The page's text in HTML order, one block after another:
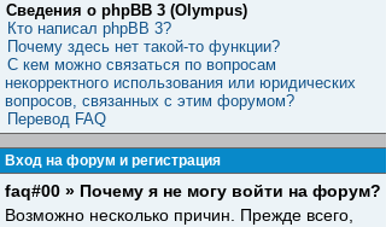
Сведения о phpBB 3 (Olympus)
Кто написал phpBB 3?
Почему здесь нет такой-то функции?
С кем можно связаться по вопросам
некорректного использования или юридических
вопросов, связанных с этим форумом?
Перевод FAQ
Вход на форум и регистрация
faq#00 » Почему я не могу войти на форум?
Возможно несколько причин. Прежде всего,